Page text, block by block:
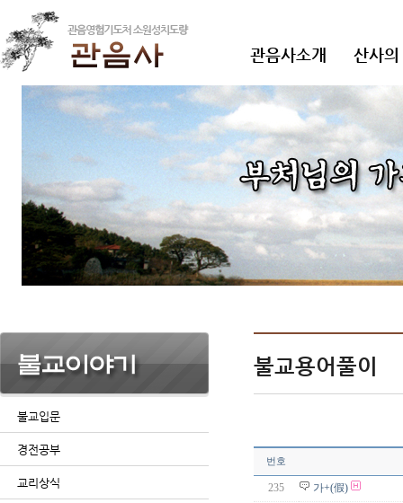
관음사소개 산사
불교입문
경전공부
교리상식
불교용어풀이
번호
235 가+(假)